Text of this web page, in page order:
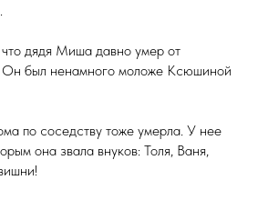
дядя Миша давно умер от
Он был ненамного моложе Ксюшиной
по соседству тоже умерла. У нее
она звала внуков: Толя, Ваня,